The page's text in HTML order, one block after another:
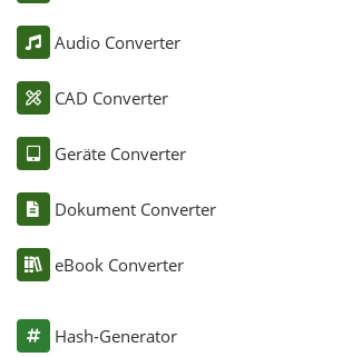
Audio Converter
CAD Converter
Geräte Converter
Dokument Converter
eBook Converter
Hash-Generator